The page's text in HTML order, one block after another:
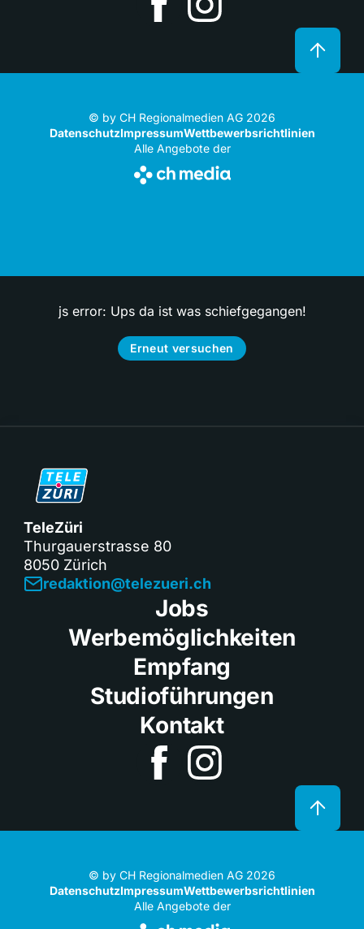
© by CH Regionalmedien AG 2026
DatenschutzImpressumWettbewerbsrichtlinien
Alle Angebote der
js error: Ups da ist was schiefgegangen!
Erneut versuchen
TeleZüri
Thurgauerstrasse 80
8050 Zürich
redaktion@telezueri.ch
Jobs
Werbemöglichkeiten
Empfang
Studioführungen
Kontakt
© by CH Regionalmedien AG 2026
DatenschutzImpressumWettbewerbsrichtlinien
Alle Angebote der